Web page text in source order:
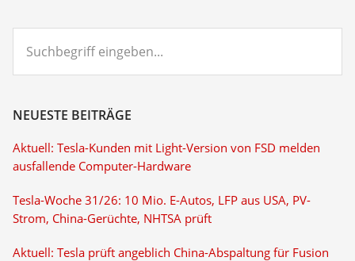
eingeben...
NEUESTE BEITRÄGE
Aktuell: Tesla-Kunden mit Light-Version von FSD melden
ausfallende Computer-Hardware
Tesla-Woche 31/26: 10 Mio. E-Autos, LFP aus USA, PV-
Strom, China-Gerüchte, NHTSA prüft
Aktuell: Tesla prüft angeblich China-Abspaltung für Fusion